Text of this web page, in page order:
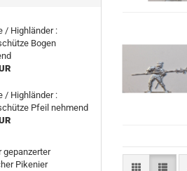
/ Highländer :
Bogen
/ Highländer :
Pfeil nehmend
gepanzerter
Pikenier